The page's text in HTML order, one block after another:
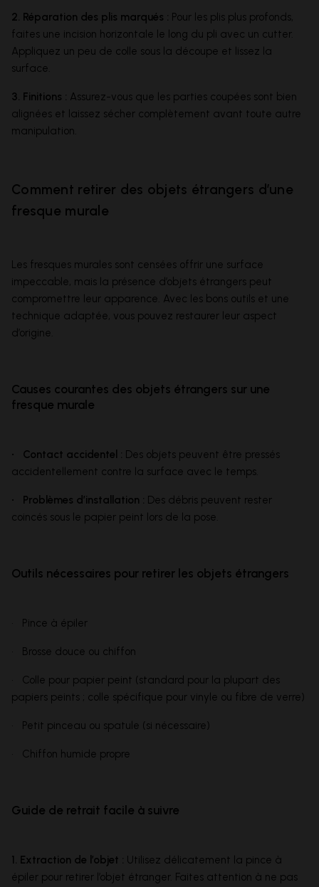
2. Réparation des plis marqués : Pour les plis plus profonds,
faites une incision horizontale le long du pli avec un cutter.
Appliquez un peu de colle sous la découpe et lissez la
surface.
3. Finitions : Assurez-vous que les parties coupées sont bien
alignées et laissez sécher complètement avant toute autre
manipulation.
Comment retirer des objets étrangers d’une
fresque murale
Les fresques murales sont censées offrir une surface
impeccable, mais la présence d’objets étrangers peut
compromettre leur apparence. Avec les bons outils et une
technique adaptée, vous pouvez restaurer leur aspect
d’origine.
Causes courantes des objets étrangers sur une
fresque murale
• Contact accidentel : Des objets peuvent être pressés
accidentellement contre la surface avec le temps.
• Problèmes d’installation : Des débris peuvent rester
coincés sous le papier peint lors de la pose.
Outils nécessaires pour retirer les objets étrangers
• Pince à épiler
• Brosse douce ou chiffon
• Colle pour papier peint (standard pour la plupart des
papiers peints ; colle spécifique pour vinyle ou fibre de verre)
• Petit pinceau ou spatule (si nécessaire)
• Chiffon humide propre
Guide de retrait facile à suivre
1. Extraction de l’objet : Utilisez délicatement la pince à
épiler pour retirer l’objet étranger. Faites attention à ne pas